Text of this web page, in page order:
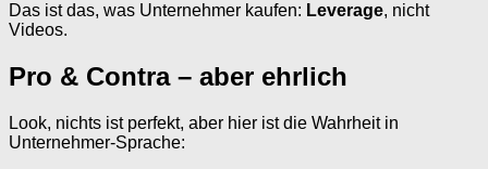
Das ist das, was Unternehmer kaufen: Leverage, nicht
Videos.
Pro & Contra – aber ehrlich
Look, nichts ist perfekt, aber hier ist die Wahrheit in
Unternehmer-Sprache: